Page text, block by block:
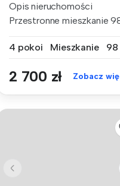
Opis nieruchomości
Przestronne mieszkanie
4 pokoi
Mieszkanie 98
2 700 zł Zobacz